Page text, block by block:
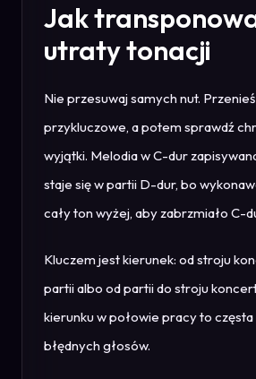
Jak
utraty tonacji
Nie przesuwaj samych nut.
przykluczowe, a potem sprawdź
wyjątki. Melodia w C-dur
staje się w partii D-dur, bo
cały ton wyżej, aby zabrzmiało C-
Kluczem jest kierunek: od stroju
partii albo od partii do stroju
kierunku w połowie pracy to
błędnych głosów.